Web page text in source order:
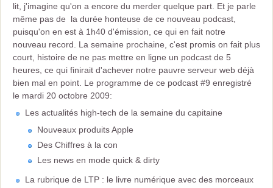
lit, j'imagine qu'on a encore du merder quelque part. Et je parle
même pas de la durée honteuse de ce nouveau podcast,
puisqu'on en est à 1h40 d'émission, ce qui en fait notre
nouveau record. La semaine prochaine, c'est promis on fait plus
court, histoire de ne pas mettre en ligne un podcast de 5
heures, ce qui finirait d'achever notre pauvre serveur web déjà
bien mal en point. Le programme de ce podcast #9 enregistré
le mardi 20 octobre 2009:
Les actualités high-tech de la semaine du capitaine
Nouveaux produits Apple
Des Chiffres à la con
Les news en mode quick & dirty
La rubrique de LTP : le livre numérique avec des morceaux